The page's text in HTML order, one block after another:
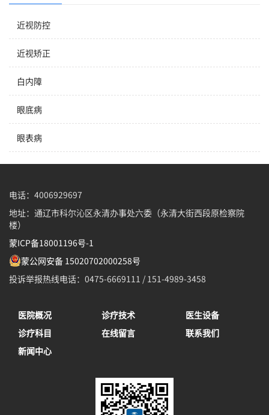
近视防控
近视矫正
白内障
眼底病
眼表病
电话：4006929697
地址：通辽市科尔沁区永清办事处六委（永清大街西段原检察院
楼）
蒙ICP备18001196号-1
蒙公网安备 15020702000258号
投诉举报热线电话：0475-6669111 / 151-4989-3458
医院概况 诊疗技术
医生设备
诊疗科目
在线留言
联系我们
新闻中心